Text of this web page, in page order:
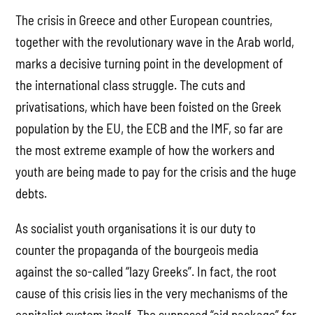
The crisis in Greece and other European countries,
together with the revolutionary wave in the Arab world,
marks a decisive turning point in the development of
the international class struggle. The cuts and
privatisations, which have been foisted on the Greek
population by the EU, the ECB and the IMF, so far are
the most extreme example of how the workers and
youth are being made to pay for the crisis and the huge
debts.
As socialist youth organisations it is our duty to
counter the propaganda of the bourgeois media
against the so-called “lazy Greeks”. In fact, the root
cause of this crisis lies in the very mechanisms of the